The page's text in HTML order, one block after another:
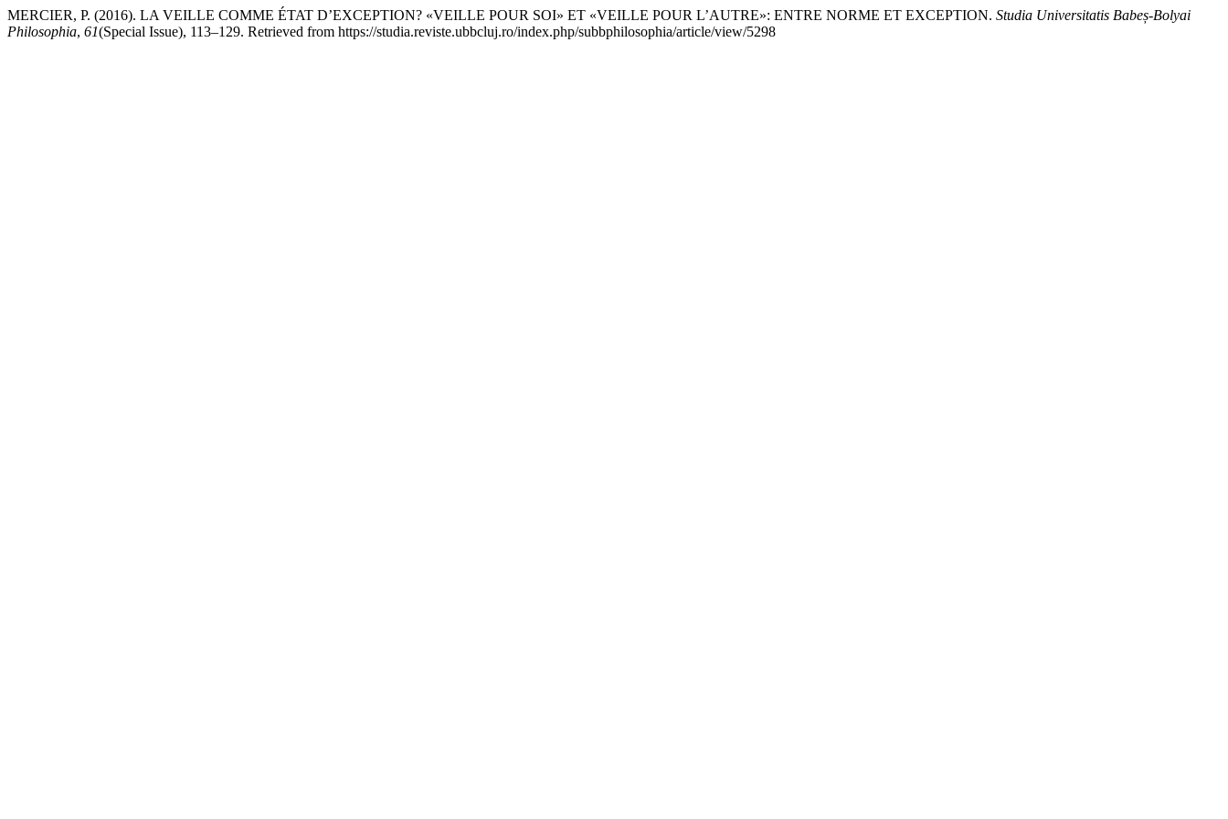
MERCIER, P. (2016). LA VEILLE COMME ÉTAT D’EXCEPTION? «VEILLE POUR SOI» ET «VEILLE POUR L’AUTRE»: ENTRE NORME ET EXCEPTION. Studia Universitatis Babeș-Bolyai
Philosophia, 61(Special Issue), 113–129. Retrieved from https://studia.reviste.ubbcluj.ro/index.php/subbphilosophia/article/view/5298